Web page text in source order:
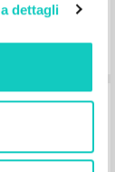
dettagli
In
A